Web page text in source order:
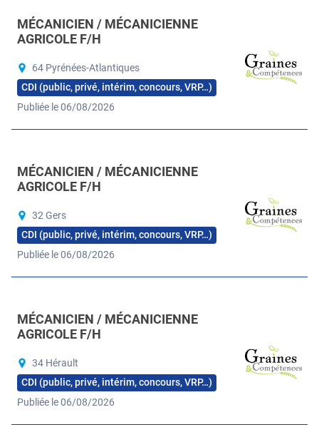
MÉCANICIEN / MÉCANICIENNE
AGRICOLE F/H
64 Pyrénées-Atlantiques
CDI (public, privé, intérim, concours, VRP…)
Publiée le 06/08/2026
MÉCANICIEN / MÉCANICIENNE
AGRICOLE F/H
32 Gers
CDI (public, privé, intérim, concours, VRP…)
Publiée le 06/08/2026
MÉCANICIEN / MÉCANICIENNE
AGRICOLE F/H
34 Hérault
CDI (public, privé, intérim, concours, VRP…)
Publiée le 06/08/2026